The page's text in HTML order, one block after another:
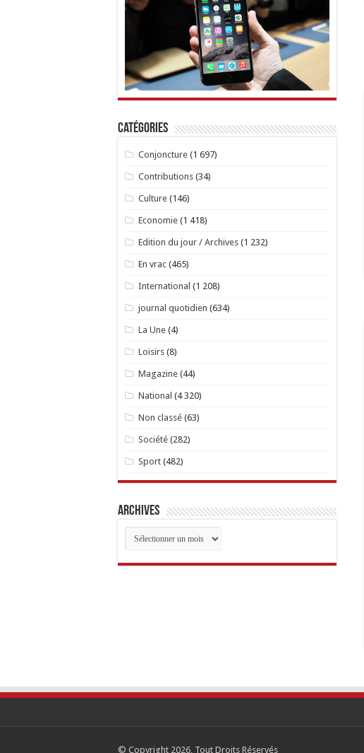
Catégories
Conjoncture(1 697)
Contributions(34)
Culture(146)
Economie(1 418)
Edition du jour / Archives(1 232)
En vrac(465)
International (1 208)
journal quotidien (634)
La Une(4)
Loisirs(8)
Magazine(44)
National (4 320)
Non classé(63)
Société(282)
Sport(482)
Archives
Archives
© Copyright 2026, Tout Droits Réservés